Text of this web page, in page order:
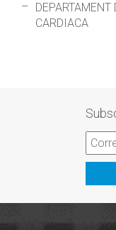
CARDIACA